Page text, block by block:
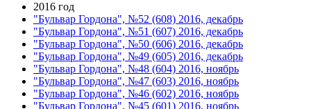
2016 год
"Бульвар Гордона", №52 (608) 2016, декабрь
"Бульвар Гордона", №51 (607) 2016, декабрь
"Бульвар Гордона", №50 (606) 2016, декабрь
"Бульвар Гордона", №49 (605) 2016, декабрь
"Бульвар Гордона", №48 (604) 2016, ноябрь
"Бульвар Гордона", №47 (603) 2016, ноябрь
"Бульвар Гордона", №46 (602) 2016, ноябрь
"Бульвар Гордона", №45 (601) 2016, ноябрь